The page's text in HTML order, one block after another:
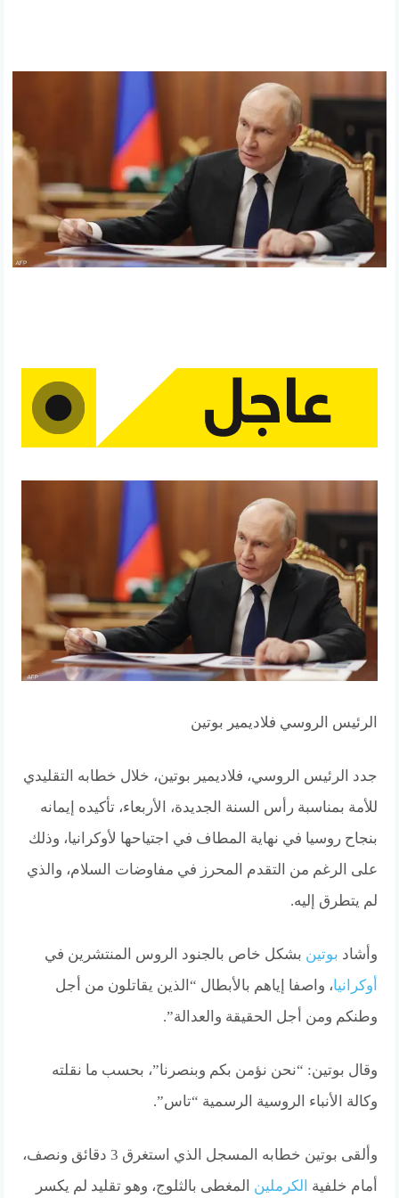
الرئيس الروسي فلاديمير بوتين
جدد الرئيس الروسي، فلاديمير بوتين، خلال خطابه التقليدي
للأمة بمناسبة رأس السنة الجديدة، الأربعاء، تأكيده إيمانه
بنجاح روسيا في نهاية المطاف في اجتياحها لأوكرانيا، وذلك
على الرغم من التقدم المحرز في مفاوضات السلام، والذي
لم يتطرق إليه.
وأشاد بوتين بشكل خاص بالجنود الروس المنتشرين في
أوكرانيا، واصفا إياهم بالأبطال “الذين يقاتلون من أجل
وطنكم ومن أجل الحقيقة والعدالة”.
وقال بوتين: “نحن نؤمن بكم وبنصرنا”، بحسب ما نقلته
وكالة الأنباء الروسية الرسمية “تاس”.
وألقى بوتين خطابه المسجل الذي استغرق 3 دقائق ونصف،
أمام خلفية الكرملين المغطى بالثلوج، وهو تقليد لم يكسر